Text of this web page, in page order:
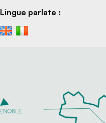
Lingue parlate :